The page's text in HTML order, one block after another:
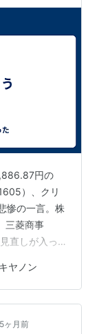
円の
）、クリ
惨の一言。株
三菱商事
直しが入っ
現物で、キ
ことを心配し
にはかなり
連休ぐらい
キヤノン
5ヶ月前